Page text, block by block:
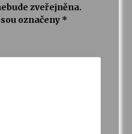
zveřejněna.
označeny *